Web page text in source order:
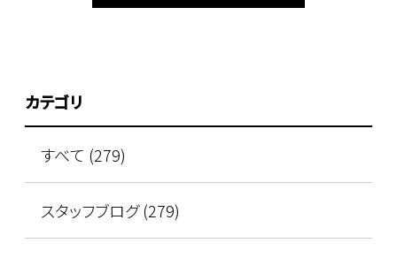
カテゴリ
すべて (279)
スタッフブログ (279)